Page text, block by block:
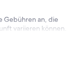
Gebühren an, die
variieren können.